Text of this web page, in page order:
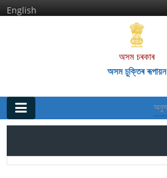
English
অসম চৰকাৰ
অসম চুক্তিৰ ৰূপায়ন